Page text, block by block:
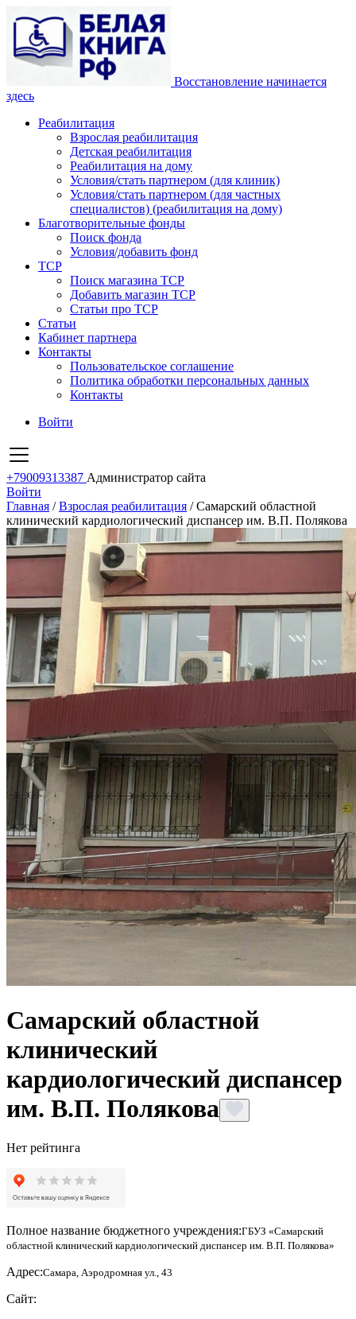
Восстановление начинается
здесь
Реабилитация
Взрослая реабилитация
Детская реабилитация
Реабилитация на дому
Условия/стать партнером (для клиник)
Условия/стать партнером (для частных
специалистов) (реабилитация на дому)
Благотворительные фонды
Поиск фонда
Условия/добавить фонд
ТСР
Поиск магазина ТСР
Добавить магазин ТСР
Статьи про ТСР
Статьи
Кабинет партнера
Контакты
Пользовательское соглашение
Политика обработки персональных данных
Контакты
Войти
+79009313387 Администратор сайта
Войти
Главная /Взрослая реабилитация /Самарский областной
клинический кардиологический диспансер им. В.П. Полякова
Самарский областной
клинический
кардиологический диспансер
им. В.П. Полякова
Нет рейтинга
Полное название бюджетного учреждения:ГБУЗ «Самарский
областной клинический кардиологический диспансер им. В.П. Полякова»
Адрес:Самара, Аэродромная ул., 43
Сайт: